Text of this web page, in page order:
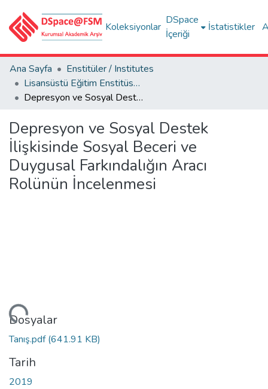
Koleksiyonlar
DSpace
İçeriği
İstatistikler
Ana Sayfa
Enstitüler / Institutes
Lisansüstü Eğitim Enstitüsü Tez Koleksiyonu
Depresyon ve Sosyal Destek İlişkisinde Sosyal Beceri ve Duygusal Farkındalığın Aracı Rolünün İncelenmesi
Depresyon ve Sosyal Destek
İlişkisinde Sosyal Beceri ve
Duygusal Farkındalığın Aracı
Rolünün İncelenmesi
Dosyalar
Tanış.pdf(641.91 KB)
Tarih
2019